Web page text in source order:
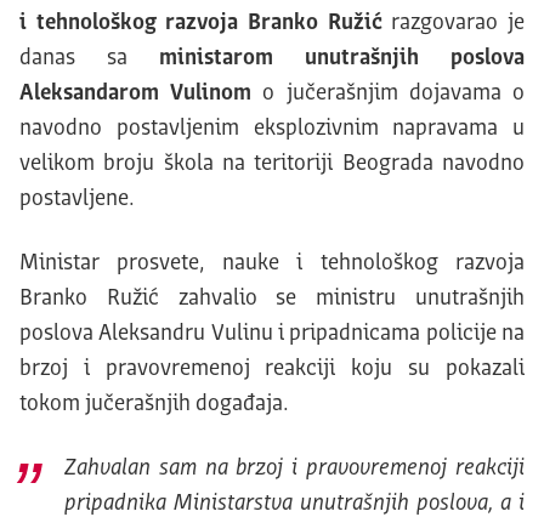
i tehnološkog razvoja Branko Ružićrazgovarao je
danas sa ministarom unutrašnjih poslova
Aleksandarom Vulinom o jučerašnjim dojavama o
navodno postavljenim eksplozivnim napravama u
velikom broju škola na teritoriji Beograda navodno
postavljene.
Ministar prosvete, nauke i tehnološkog razvoja
Branko Ružić zahvalio se ministru unutrašnjih
poslova Aleksandru Vulinu i pripadnicama policije na
brzoj i pravovremenoj reakciji koju su pokazali
tokom jučerašnjih događaja.
Zahvalan sam na brzoj i pravovremenoj reakciji
pripadnika Ministarstva unutrašnjih poslova, a i